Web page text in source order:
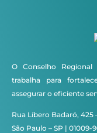
O Conselho Regional
trabalha para
assegurar o eficiente
Rua Líbero Badaró, 425
São Paulo – SP | 01009-